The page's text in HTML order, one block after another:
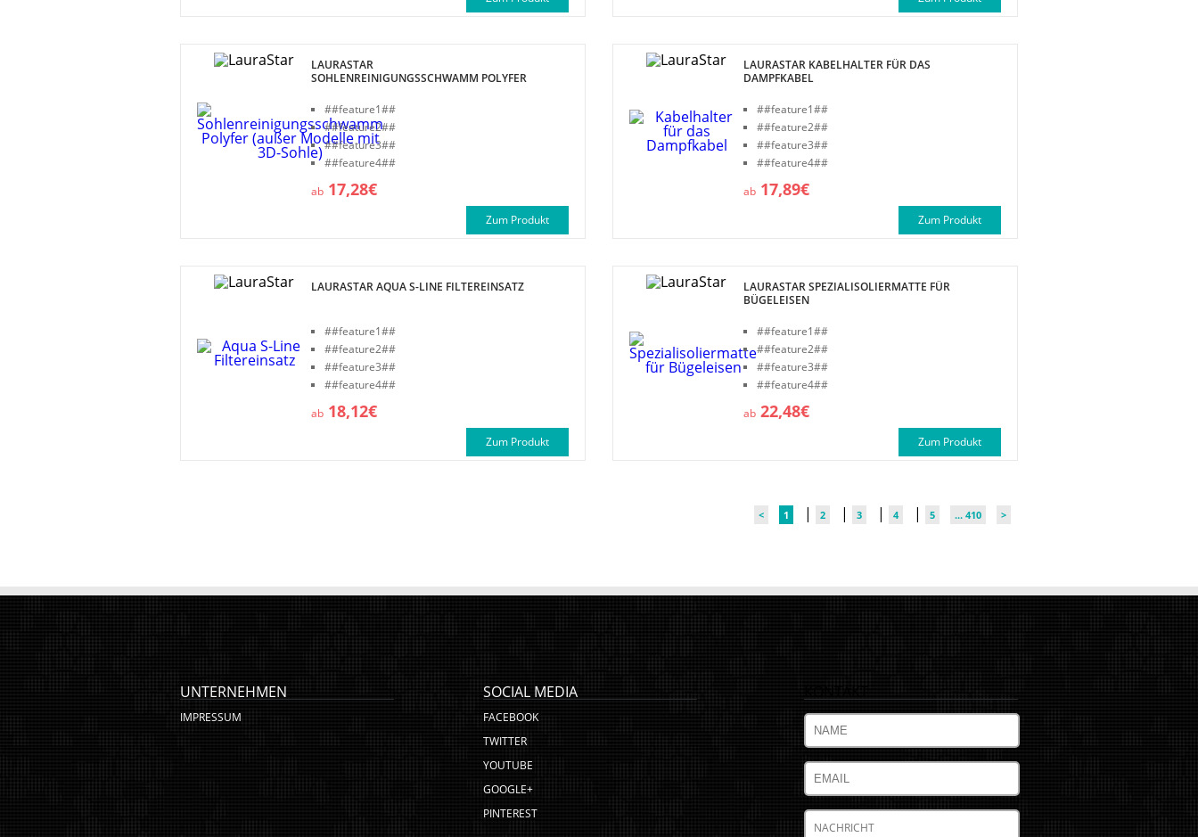
LAURASTAR
SOHLENREINIGUNGSSCHWAMM POLYFER
##feature1##
##feature2##
##feature3##
##feature4##
ab 17,28€
Zum Produkt
LAURASTAR KABELHALTER FÜR DAS
DAMPFKABEL
##feature1##
##feature2##
##feature3##
##feature4##
ab 17,89€
Zum Produkt
LAURASTAR AQUA S-LINE FILTEREINSATZ
##feature1##
##feature2##
##feature3##
##feature4##
ab 18,12€
Zum Produkt
LAURASTAR SPEZIALISOLIERMATTE FÜR
BÜGELEISEN
##feature1##
##feature2##
##feature3##
##feature4##
ab 22,48€
Zum Produkt
< 1 | 2 | 3 | 4 | 5 ... 410 >
UNTERNEHMEN
IMPRESSUM
SOCIAL MEDIA
FACEBOOK
TWITTER
YOUTUBE
GOOGLE+
PINTEREST
KONTAKT